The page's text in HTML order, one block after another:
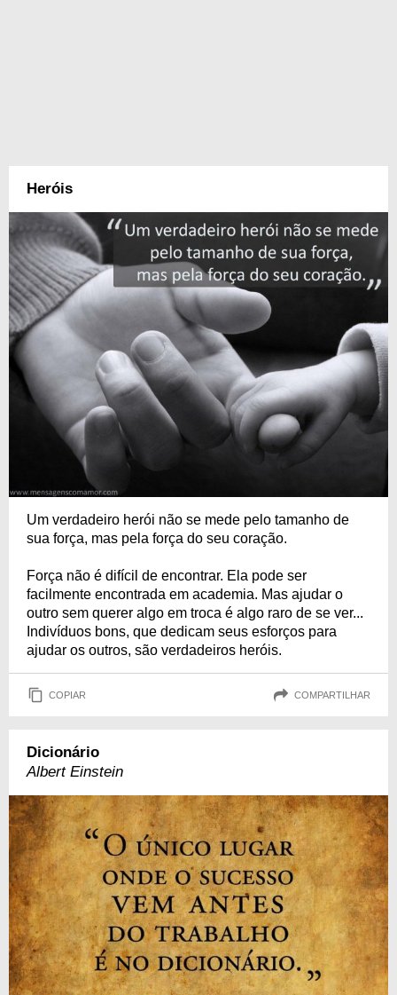
Heróis
Um verdadeiro herói não se mede pelo tamanho de
sua força, mas pela força do seu coração.
Força não é difícil de encontrar. Ela pode ser
facilmente encontrada em academia. Mas ajudar o
outro sem querer algo em troca é algo raro de se ver...
Indivíduos bons, que dedicam seus esforços para
ajudar os outros, são verdadeiros heróis.
COPIAR COMPARTILHAR
Dicionário
Albert Einstein